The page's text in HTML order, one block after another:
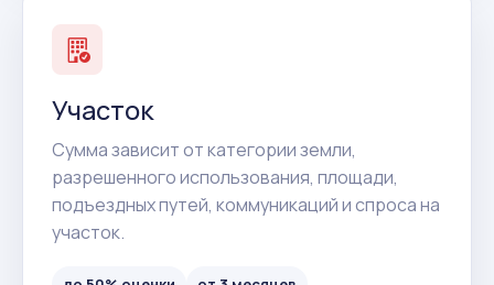
Участок
Сумма зависит от категории земли,
разрешенного использования, площади,
подъездных путей, коммуникаций и спроса на
участок.